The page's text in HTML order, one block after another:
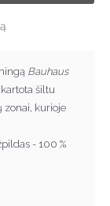
Bauhaus
šiltu
zonai, kurioje
- 100 %